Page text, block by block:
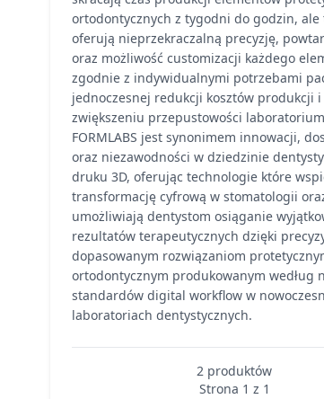
ortodontycznych z tygodni do godzin, ale
oferują nieprzekraczalną precyzję,
oraz możliwość customizacji każdego
zgodnie z indywidualnymi potrzebami
jednoczesnej redukcji kosztów produkcji i
zwiększeniu przepustowości
FORMLABS jest synonimem innowacji,
oraz niezawodności w dziedzinie
druku 3D, oferując technologie które
transformację cyfrową w stomatologii
umożliwiają dentystom osiąganie
rezultatów terapeutycznych dzięki
dopasowanym rozwiązaniom
ortodontycznym produkowanym według
standardów digital workflow w
laboratoriach dentystycznych.
2 produktów
Strona 1 z 1